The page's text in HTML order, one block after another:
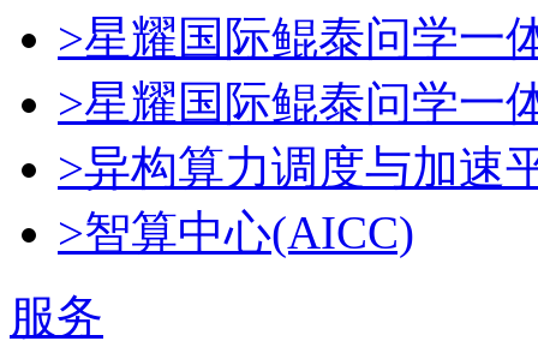
>星耀国际鲲泰问学一
>星耀国际鲲泰问学一
>异构算力调度与加速
>智算中心(AICC)
服务